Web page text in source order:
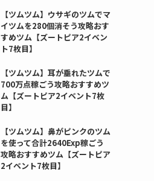
【ツムツム】ウサギのツムでマ
イツムを280個消そう攻略おす
すめツム【ズートピア2イベン
ト7枚目】
【ツムツム】耳が垂れたツムで
700万点稼ごう攻略おすすめツ
ム【ズートピア2イベント7枚
目】
【ツムツム】鼻がピンクのツム
を使って合計2640Exp稼ごう
攻略おすすめツム【ズートピア
2イベント7枚目】